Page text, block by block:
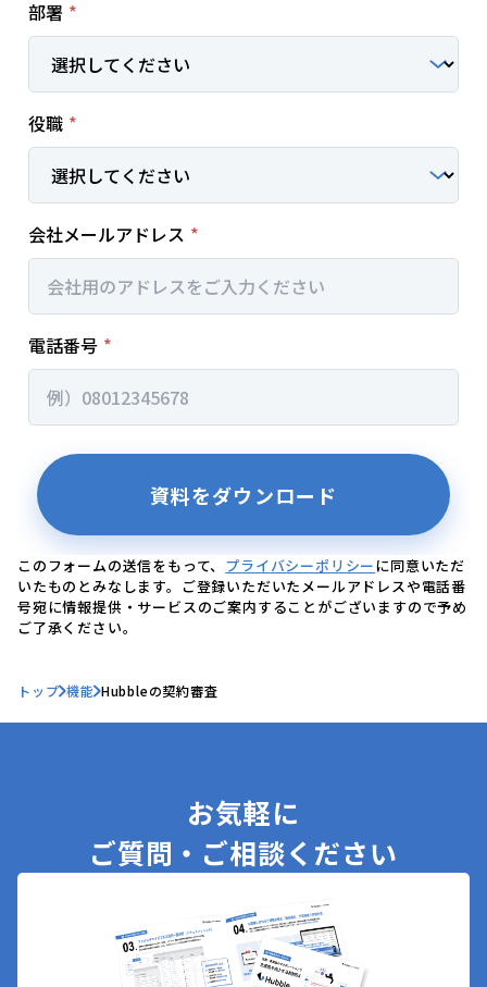
このフォームの送信をもって、 プライバシーポリシーに同意いただ
いたものとみなします。ご登録いただいたメールアドレスや電話番
号宛に情報提供・サービスのご案内することがございますので予め
ご了承ください。
トップ 機能 Hubbleの契約審査
お気軽に
ご質問・ご相談ください